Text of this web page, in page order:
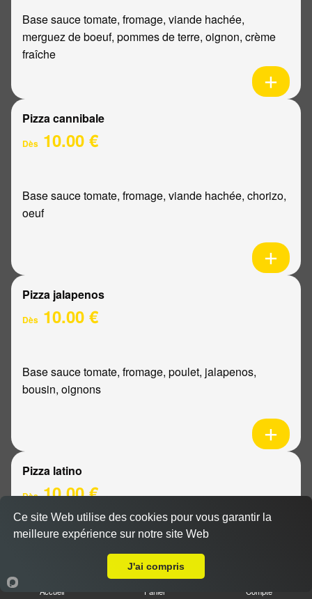
Base sauce tomate, fromage, viande hachée,
merguez de boeuf, pommes de terre, oignon, crème
fraîche
Pizza cannibale
Dès 10.00 €
Base sauce tomate, fromage, viande hachée, chorizo,
oeuf
Pizza jalapenos
Dès 10.00 €
Base sauce tomate, fromage, poulet, jalapenos,
bousin, oignons
Pizza latino
Dès10.00 €
Accueil Panier Compte
Ce site Web utilise des cookies pour vous garantir la
meilleure expérience sur notre site Web
J'ai compris